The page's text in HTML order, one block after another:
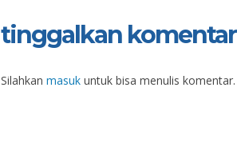
tinggalkan komentar
Silahkan masuk untuk bisa menulis komentar.